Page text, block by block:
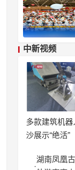
中新视频
多款建筑机器
沙展示“绝活”
湖南凤凰